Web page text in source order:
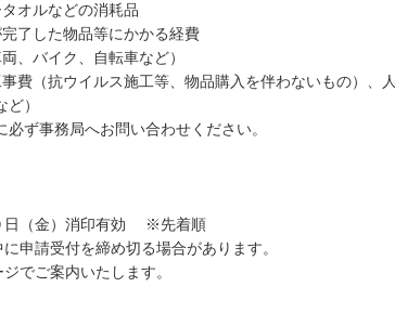
オルなどの消耗品
了した物品等にかかる経費
、バイク、自転車など）
費（抗ウイルス施工等、物品購入を伴わないもの）、人
）
ず事務局へお問い合わせください。
日（金）消印有効 ※先着順
申請受付を締め切る場合があります。
でご案内いたします。